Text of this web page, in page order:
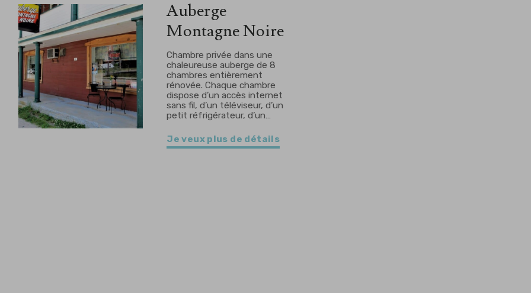
Auberge
Montagne Noire
Chambre privée dans une
chaleureuse auberge de 8
chambres entièrement
rénovée. Chaque chambre
dispose d’un accès internet
sans fil, d’un téléviseur, d’un
petit réfrigérateur, d’un…
Je veux plus de détails